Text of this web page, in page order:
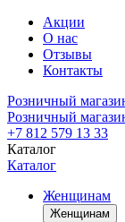
Акции
О нас
Отзывы
Контакты
Розничный
Розничный
+7 812 579 13 33
Каталог
Каталог
Женщинам
Женщинам